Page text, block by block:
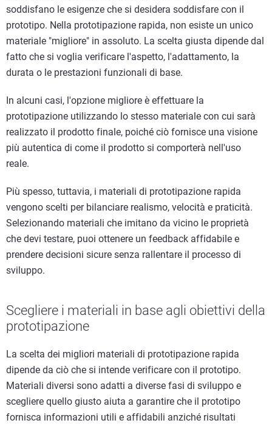
soddisfano le esigenze che si desidera soddisfare con il
prototipo. Nella prototipazione rapida, non esiste un unico
materiale "migliore" in assoluto. La scelta giusta dipende dal
fatto che si voglia verificare l'aspetto, l'adattamento, la
durata o le prestazioni funzionali di base.
In alcuni casi, l'opzione migliore è effettuare la
prototipazione utilizzando lo stesso materiale con cui sarà
realizzato il prodotto finale, poiché ciò fornisce una visione
più autentica di come il prodotto si comporterà nell'uso
reale.
Più spesso, tuttavia, i materiali di prototipazione rapida
vengono scelti per bilanciare realismo, velocità e praticità.
Selezionando materiali che imitano da vicino le proprietà
che devi testare, puoi ottenere un feedback affidabile e
prendere decisioni sicure senza rallentare il processo di
sviluppo.
Scegliere i materiali in base agli obiettivi della
prototipazione
La scelta dei migliori materiali di prototipazione rapida
dipende da ciò che si intende verificare con il prototipo.
Materiali diversi sono adatti a diverse fasi di sviluppo e
scegliere quello giusto aiuta a garantire che il prototipo
fornisca informazioni utili e affidabili anziché risultati